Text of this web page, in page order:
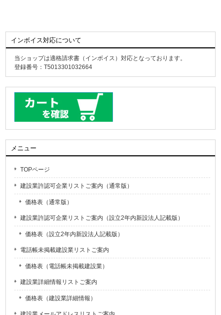
インボイス対応について
当ショップは適格請求書（インボイス）対応となっております。
登録番号：T5013301032664
メニュー
TOPページ
建設業許認可企業リストご案内（通常版）
価格表（通常版）
建設業許認可企業リストご案内（設立2年内新設法人記載版）
価格表（設立2年内新設法人記載版）
電話帳未掲載建設業リストご案内
価格表（電話帳未掲載建設業）
建設業詳細情報リストご案内
価格表（建設業詳細情報）